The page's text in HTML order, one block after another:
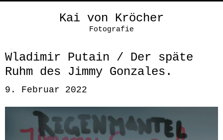
Kai von Kröcher
Fotografie
Wladimir Putain / Der späte
Ruhm des Jimmy Gonzales.
9. Februar 2022